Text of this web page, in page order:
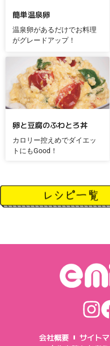
簡単温泉卵
温泉卵があるだけでお料理
がグレードアップ！
卵と豆腐のふわとろ丼
カロリー控えめでダイエッ
トにもGood！
会社概要 サイト